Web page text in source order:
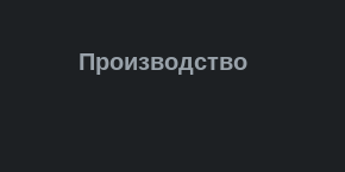
Производство